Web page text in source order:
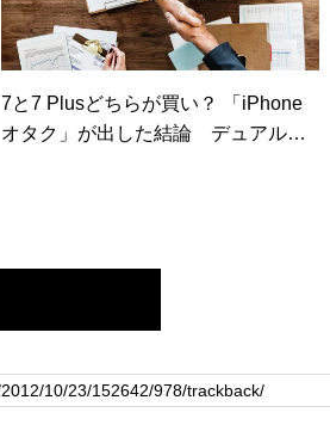
7と7 Plusどちらが買い？ 「iPhone
オタク」が出した結論 デュアルカ